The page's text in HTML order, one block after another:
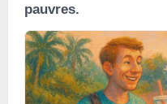
pauvres.